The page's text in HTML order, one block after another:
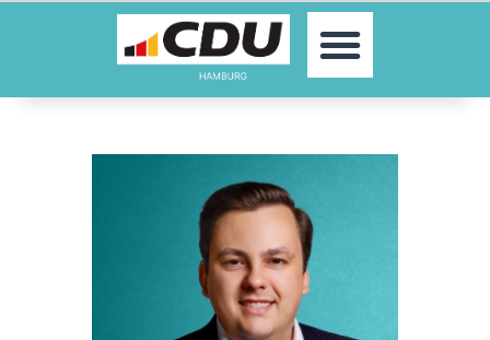
MOIN!
AKTUELLES
PARLAMENTE
MITGLIED WERDEN!